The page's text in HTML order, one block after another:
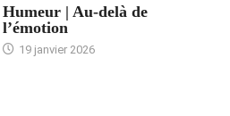
Humeur | Au-delà de
l’émotion
19 janvier 2026